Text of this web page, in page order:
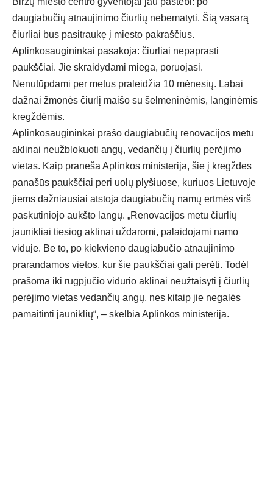
daugiabučių atnaujinimo čiurlių nebematyti. Šią vasarą
čiurliai bus pasitraukę į miesto pakraščius.
Aplinkosaugininkai pasakoja: čiurliai nepaprasti
paukščiai. Jie skraidydami miega, poruojasi.
Nenutūpdami per metus praleidžia 10 mėnesių. Labai
dažnai žmonės čiurlį maišo su šelmeninėmis, langinėmis
kregždėmis.
Aplinkosaugininkai prašo daugiabučių renovacijos metu
aklinai neužblokuoti angų, vedančių į čiurlių perėjimo
vietas. Kaip praneša Aplinkos ministerija, šie į kregždes
panašūs paukščiai peri uolų plyšiuose, kuriuos Lietuvoje
jiems dažniausiai atstoja daugiabučių namų ertmės virš
paskutiniojo aukšto langų. „Renovacijos metu čiurlių
jaunikliai tiesiog aklinai uždaromi, palaidojami namo
viduje. Be to, po kiekvieno daugiabučio atnaujinimo
prarandamos vietos, kur šie paukščiai gali perėti. Todėl
prašoma iki rugpjūčio vidurio aklinai neužtaisyti į čiurlių
perėjimo vietas vedančių angų, nes kitaip jie negalės
pamaitinti jauniklių“, – skelbia Aplinkos ministerija.